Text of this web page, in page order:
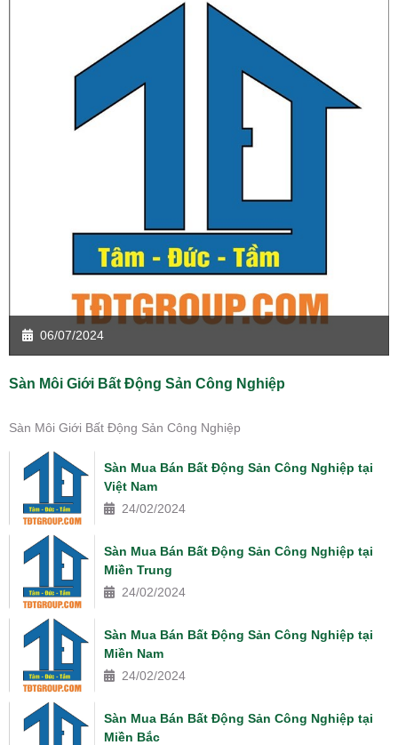
06/07/2024
Sàn Môi Giới Bất Động Sản Công Nghiệp
Sàn Môi Giới Bất Động Sản Công Nghiệp
Sàn Mua Bán Bất Động Sản Công Nghiệp tại
Việt Nam
24/02/2024
Sàn Mua Bán Bất Động Sản Công Nghiệp tại
Miền Trung
24/02/2024
Sàn Mua Bán Bất Động Sản Công Nghiệp tại
Miền Nam
24/02/2024
Sàn Mua Bán Bất Động Sản Công Nghiệp tại
Miền Bắc